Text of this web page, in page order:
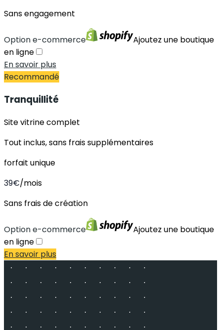
Sans engagement
Option e-commerce
Ajoutez une boutique
en ligne
En savoir plus
Recommandé
Tranquillité
Site vitrine complet
Tout inclus, sans frais supplémentaires
forfait unique
39€/mois
Sans frais de création
Option e-commerce
Ajoutez une boutique
en ligne
En savoir plus